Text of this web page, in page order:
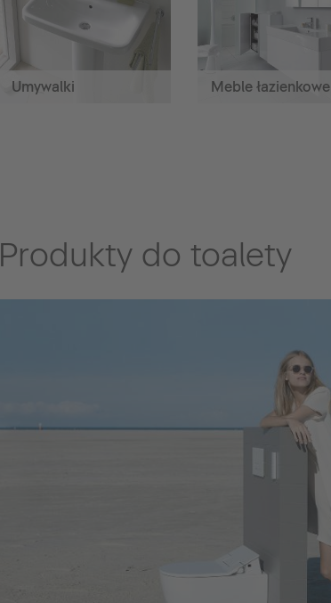
Umywalki Meble łazienkowe
Produkty do toalety